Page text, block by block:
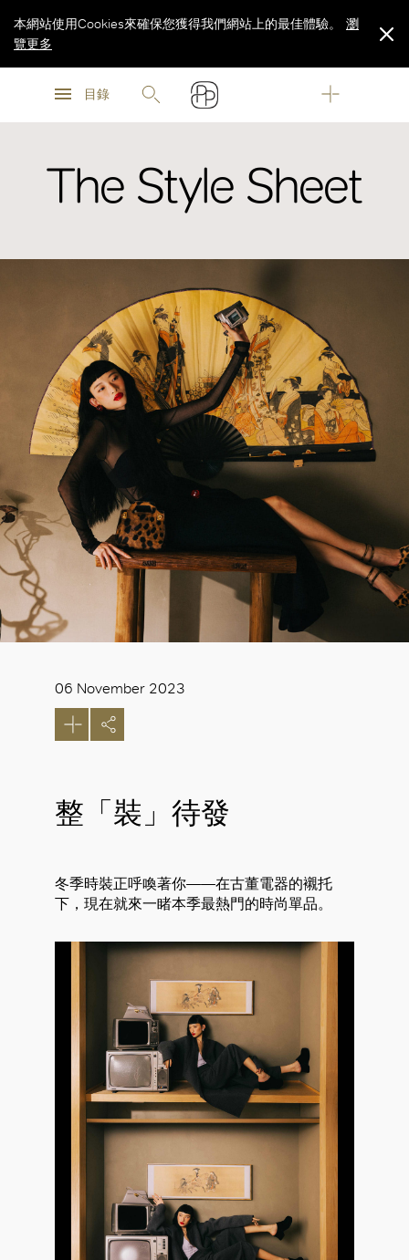
瀏
目錄
本網站使用Cookies來確保您獲得我們網站上的最佳體驗。
瀏
覽更多
The Style Sheet
06 November 2023
整「裝」待發
冬季時裝正呼喚著你——在古董電器的襯托
下，現在就來一睹本季最熱門的時尚單品。